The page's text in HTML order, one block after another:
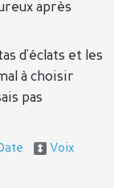
après
d'éclats et les
à choisir
pas